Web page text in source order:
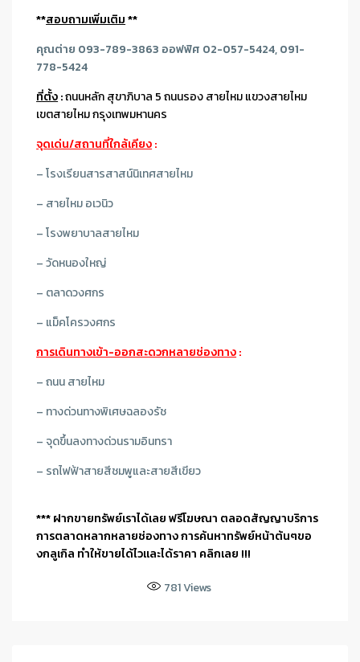
**สอบถามเพิ่มเติม**
คุณต่าย 093-789-3863 ออฟฟิศ 02-057-5424, 091-
778-5424
ที่ตั้ง:ถนนหลัก สุขาภิบาล 5 ถนนรอง สายไหม แขวงสายไหม
เขตสายไหม กรุงเทพมหานคร
จุดเด่น/สถานที่ใกล้เคียง:
– โรงเรียนสารสาสน์นิเทศสายไหม
– สายไหม อเวนิว
– โรงพยาบาลสายไหม
– วัดหนองใหญ่
– ตลาดวงศกร
– แม็คโครวงศกร
การเดินทางเข้า-ออกสะดวกหลายช่องทาง:
– ถนน สายไหม
– ทางด่วนทางพิเศษฉลองรัช
– จุดขึ้นลงทางด่วนรามอินทรา
– รถไฟฟ้าสายสีชมพูและสายสีเขียว
*** ฝากขายทรัพย์เราได้เลย ฟรีโฆษณา ตลอดสัญญาบริการ
การตลาดหลากหลายช่องทาง การค้นหาทรัพย์หน้าต้นๆขอ
งกลูเกิล ทำให้ขายได้ไวและได้ราคา คลิกเลย !!!
781Views